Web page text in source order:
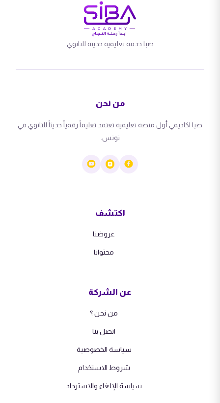
صبا خدمة تعليمية حديثة للثانوي
من نحن
صبا اكاديمي أول منصة تعليمية تعتمد تعليماً رقمياً حديثاً للثانوي في
تونس.
اكتشف
عروضنا
محتوانا
عن الشركة
من نحن ؟
اتصل بنا
سياسة الخصوصية
شروط الاستخدام
سياسة الإلغاء والاسترداد